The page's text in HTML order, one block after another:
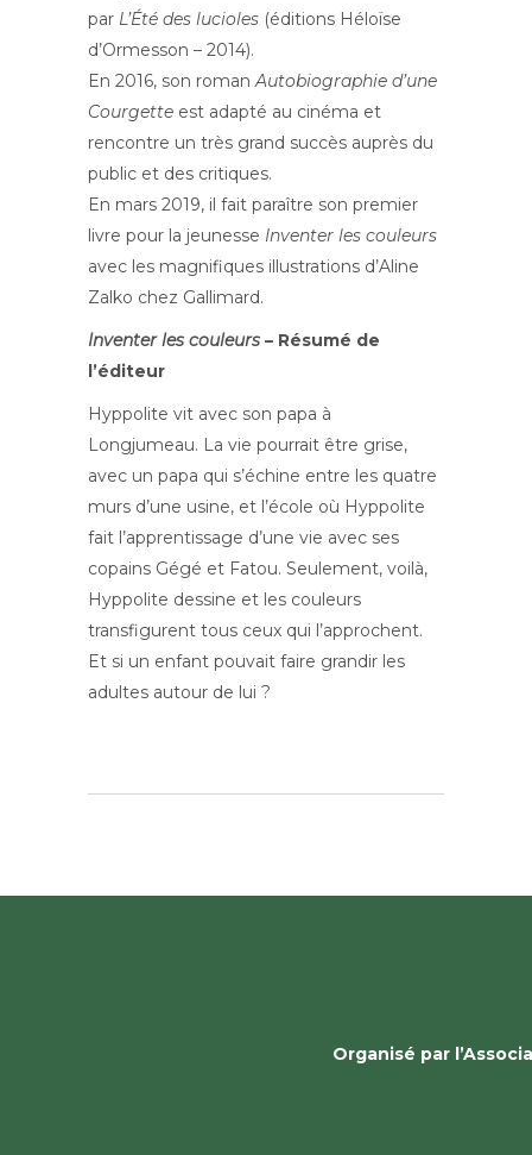
par L’Été des lucioles (éditions Héloïse
d’Ormesson – 2014).
En 2016, son roman Autobiographie d’une
Courgette est adapté au cinéma et
rencontre un très grand succès auprès du
public et des critiques.
En mars 2019, il fait paraître son premier
livre pour la jeunesse Inventer les couleurs
avec les magnifiques illustrations d’Aline
Zalko chez Gallimard.
Inventer les couleurs – Résumé de
l’éditeur
Hyppolite vit avec son papa à
Longjumeau. La vie pourrait être grise,
avec un papa qui s’échine entre les quatre
murs d’une usine, et l’école où Hyppolite
fait l’apprentissage d’une vie avec ses
copains Gégé et Fatou. Seulement, voilà,
Hyppolite dessine et les couleurs
transfigurent tous ceux qui l’approchent.
Et si un enfant pouvait faire grandir les
adultes autour de lui ?
Organisé par